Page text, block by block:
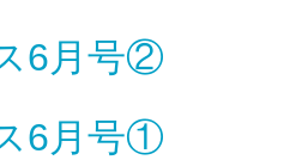
6月号②
6月号①